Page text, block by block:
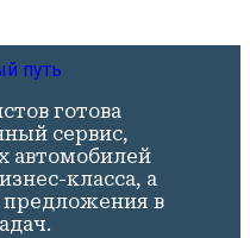
готова
сервис,
автомобилей
класса, а
в